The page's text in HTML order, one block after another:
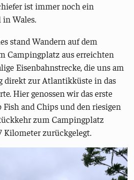
ist immer noch ein
Wales.
stand Wandern auf dem
Campingplatz aus erreichten
Eisenbahnstrecke, die uns am
direkt zur Atlantikküste in das
Hier genossen wir das erste
and Chips und den riesigen
zum Campingplatz
zurückgelegt.